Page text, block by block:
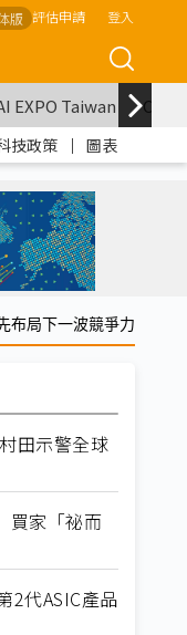
版 評估申請 登入
EXPO Taiwan
技政策 ｜ 圖表
布局下一波競爭力
田示警全球
買家「祕而
2代ASIC產品